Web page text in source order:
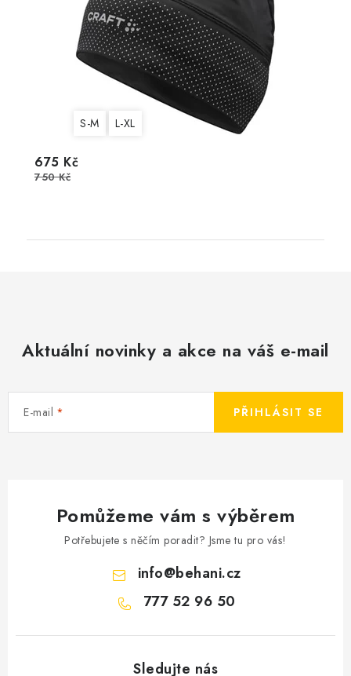
S-M L-XL
675 Kč
750 Kč
Aktuální novinky a akce na váš e-mail
E-mail PŘIHLÁSIT SE
Pomůžeme vám s výběrem
Potřebujete s něčím poradit? Jsme tu pro vás!
info@behani.cz
777 52 96 50